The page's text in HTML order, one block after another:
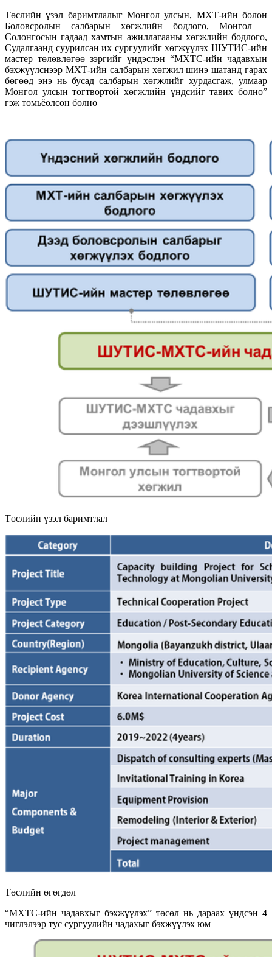
Төслийн үзэл баримтлалыг Монгол улсын, МХТ-ийн болон
Боловсролын салбарын хөгжлийн бодлого, Монгол –
Солонгосын гадаад хамтын ажиллагааны хөгжлийн бодлого,
Судалгаанд суурилсан их сургуулийг хөгжүүлэх ШУТИС-ийн
мастер төлөвлөгөө зэргийг үндэслэн “МХТС-ийн чадавхын
бэхжүүлснээр МХТ-ийн салбарын хөгжил шинэ шатанд гарах
бөгөөд энэ нь бусад салбарын хөгжлийг хурдасгаж, улмаар
Монгол улсын тогтвортой хөгжлийн үндсийг тавих болно”
гэж томьёолсон болно
Төслийн үзэл баримтлал
Төслийн өгөгдөл
“МХТС-ийн чадавхыг бэхжүүлэх” төсөл нь дараах үндсэн 4
чиглэлээр тус сургуулийн чадахыг бэхжүүлэх юм